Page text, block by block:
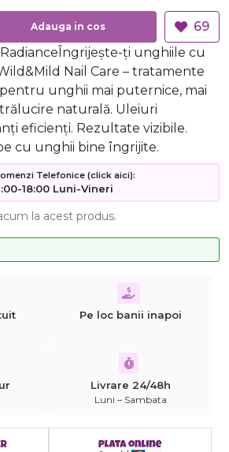
Adauga in cos
69
RadianceÎngrijește-ți unghiile cu
Nail Care – tratamente
unghii mai puternice, mai
naturală. Uleiuri
eficienți. Rezultate vizibile.
cu unghii bine îngrijite.
Telefonice (click aici):
18:00 Luni-Vineri
la acest produs.
Pe loc banii inapoi
Livrare 24/48h
Luni – Sambata